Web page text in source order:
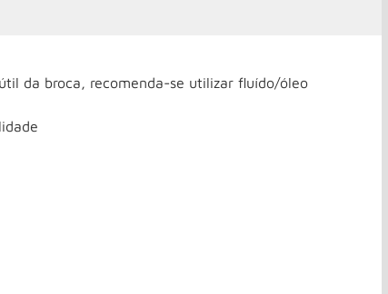
da broca, recomenda-se utilizar fluído/óleo